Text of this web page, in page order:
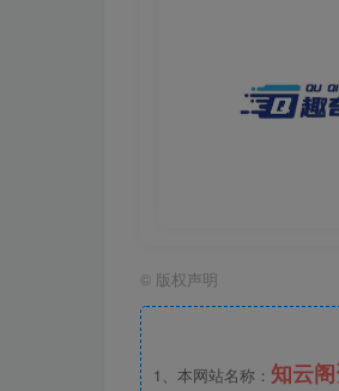
© 版权声明
1、本网站名称： 知云